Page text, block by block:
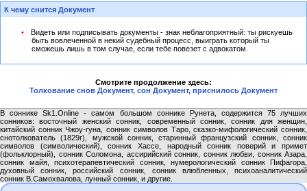
К чему снится Документ
Видеть или подписывать документы - знак неблагоприятный: ты рискуешь
быть вовлеченной в некий судебный процесс, выиграть который ты
сможешь лишь в том случае, если тебе повезет с адвокатом.
Смотрите продолжение здесь:
Толкование снов Документ, сон Документ, приснилось Документ
В соннике Sk1.Online - самом большом соннике Рунета, содержится 75 лучших
сонников: восточный женский сонник, современный сонник, сонник для женщин,
китайский сонник Чжоу-гуна, сонник символов Таро, сказко-мифологический сонник,
снотолкователь (1829г), мужской сонник, старинный французский сонник, сонник
символов (символический), сонник Хассе, народный сонник поверий и примет
(фольклорный), сонник Соломона, ассирийский сонник, сонник любви, сонник Азара,
сонник майя, психотерапевтический сонник, нумерологический сонник Пифагора,
духовный сонник, российский сонник, сонник влюбленных, психоаналитический
сонник В.Самохвалова, лунный сонник, и другие.